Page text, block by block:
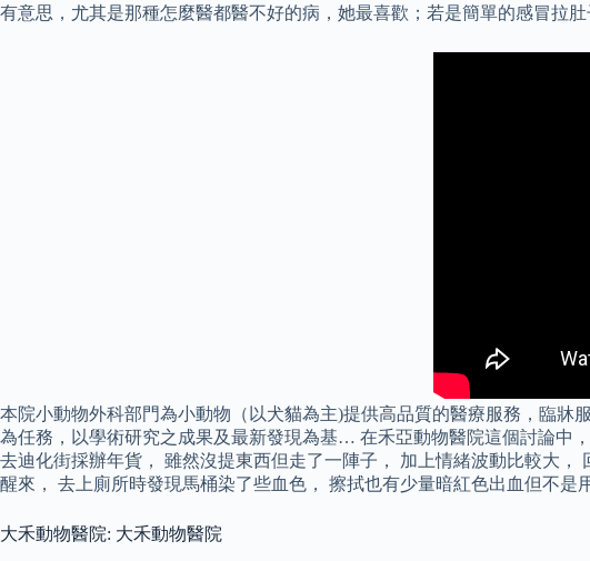
有意思，尤其是那種怎麼醫都醫不好的病，她最喜歡；若是簡單的感冒拉
本院小動物外科部門為小動物（以犬貓為主)提供高品質的醫療服務，臨
為任務，以學術研究之成果及最新發現為基… 在禾亞動物醫院這個討論中
去迪化街採辦年貨， 雖然沒提東西但走了一陣子， 加上情緒波動比較大
醒來， 去上廁所時發現馬桶染了些血色， 擦拭也有少量暗紅色出血但不是
大禾動物醫院: 大禾動物醫院